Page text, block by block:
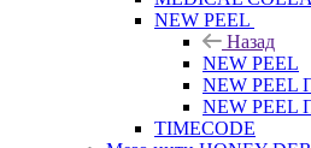
NEW PEEL
Назад
NEW PEEL
NEW PEEL
NEW PEEL
TIMECODE